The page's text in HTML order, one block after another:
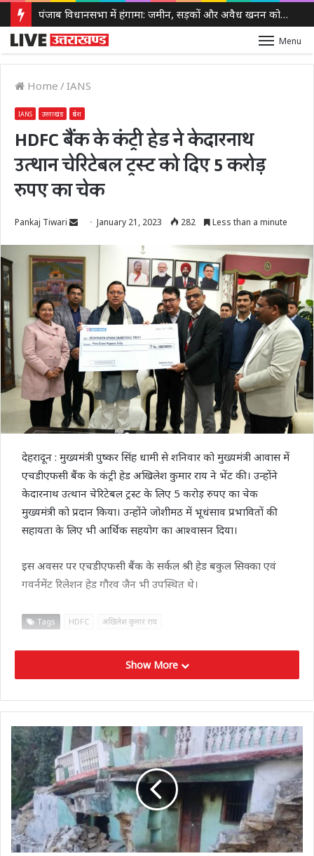
पंजाब विधानसभा में हंगामा: जमीन, सड़कों और अवैध खनन को लेकर सरकार पर विपक्ष के तीखे सवाल
Menu
Home /IANS
IANS उत्तराखंड प्रदेश
HDFC बैंक के कंट्री हेड ने केदारनाथ
उत्थान चेरिटेबल ट्रस्ट को दिए 5 करोड़
रुपए का चेक
Pankaj Tiwari
Send
email
January 21, 2023 282 Less than a minute
देहरादून : मुख्यमंत्री पुष्कर सिंह धामी से शनिवार को मुख्यमंत्री आवास में
एचडीएफसी बैंक के कंट्री हेड अखिलेश कुमार राय ने भेंट की। उन्होंने
केदारनाथ उत्थान चेरिटेबल ट्रस्ट के लिए 5 करोड़ रुपए का चेक
मुख्यमंत्री को प्रदान किया। उन्होंने जोशीमठ में भूधंसाव प्रभावितों की
सहायता के लिए भी आर्थिक सहयोग का आश्वासन दिया।
इस अवसर पर एचडीएफसी बैंक के सर्कल श्री हेड बकुल सिक्का एवं
गवर्नमेंट रिलेशन हेड गौरव जैन भी उपस्थित थे।
Tags HDFC अखिलेश कुमार राय
Show More